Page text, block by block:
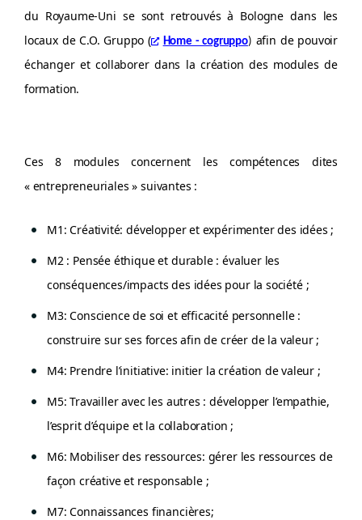
du Royaume-Uni se sont retrouvés à Bologne dans les
locaux de C.O. Gruppo (
Home - cogruppo) afin de pouvoir
échanger et collaborer dans la création des modules de
formation.
Ces 8 modules concernent les compétences dites
« entrepreneuriales » suivantes :
M1: Créativité: développer et expérimenter des idées ;
M2 : Pensée éthique et durable : évaluer les
conséquences/impacts des idées pour la société ;
M3: Conscience de soi et efficacité personnelle :
construire sur ses forces afin de créer de la valeur ;
M4: Prendre l’initiative: initier la création de valeur ;
M5: Travailler avec les autres : développer l’empathie,
l’esprit d’équipe et la collaboration ;
M6: Mobiliser des ressources: gérer les ressources de
façon créative et responsable ;
M7: Connaissances financières;